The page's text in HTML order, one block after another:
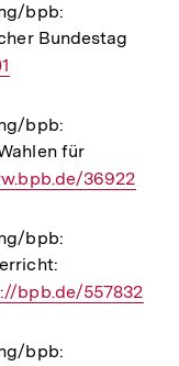
bpb:
Bundestag
bpb:
für
36922
bpb:
bpb.de/557832
bpb: